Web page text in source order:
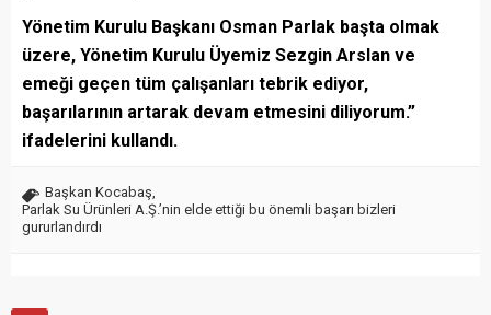
Yönetim Kurulu Başkanı Osman Parlak başta olmak
üzere, Yönetim Kurulu Üyemiz Sezgin Arslan ve
emeği geçen tüm çalışanları tebrik ediyor,
başarılarının artarak devam etmesini diliyorum.”
ifadelerini kullandı.
Başkan Kocabaş,
Parlak Su Ürünleri A.Ş.’nin elde ettiği bu önemli başarı bizleri
gururlandırdı